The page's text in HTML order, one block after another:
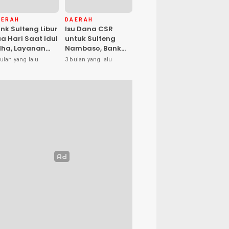
Sulteng Libur
Hari Saat Idul
Layanan
Kembali
yang lalu
DAERAH
Isu Dana CSR
untuk Sulteng
Nambaso, Bank
Sulteng Tegas
3 bulan yang lalu